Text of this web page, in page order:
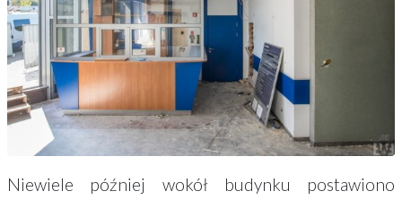
Niewiele później wokół budynku postawiono